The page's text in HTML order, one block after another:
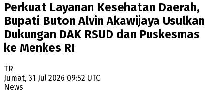
Perkuat Layanan Kesehatan Daerah,
Bupati Buton Alvin Akawijaya Usulkan
Dukungan DAK RSUD dan Puskesmas
ke Menkes RI
TR
Jumat, 31 Jul 2026 09:52 UTC
News